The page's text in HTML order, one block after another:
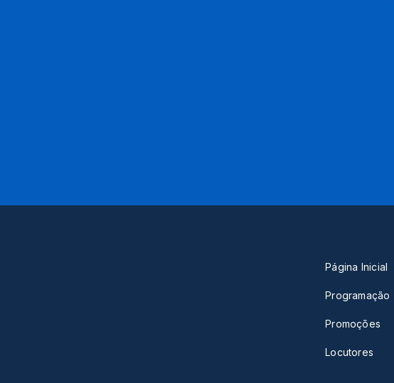
Página Inicial
Programação
Promoções
Locutores